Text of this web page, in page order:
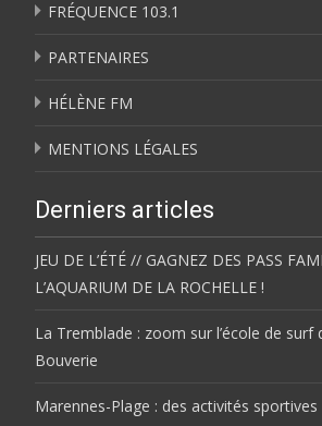
FRÉQUENCE 103.1
PARTENAIRES
HÉLÈNE FM
MENTIONS LÉGALES
Derniers articles
JEU DE L’ÉTÉ // GAGNEZ DES PASS
L’AQUARIUM DE LA ROCHELLE !
La Tremblade : zoom sur l’école de surf
Bouverie
Marennes-Plage : des activités